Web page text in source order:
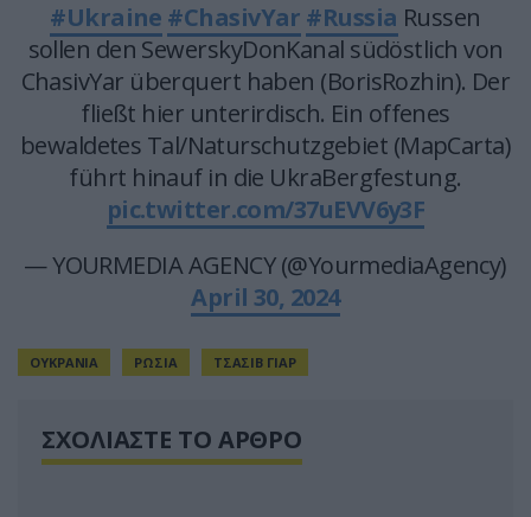
#Ukraine #ChasivYar #Russia Russen
sollen den SewerskyDonKanal südöstlich von
ChasivYar überquert haben (BorisRozhin). Der
fließt hier unterirdisch. Ein offenes
bewaldetes Tal/Naturschutzgebiet (MapCarta)
führt hinauf in die UkraBergfestung.
pic.twitter.com/37uEVV6y3F
— YOURMEDIA AGENCY (@YourmediaAgency)
April 30, 2024
ΟΥΚΡΑΝΙΑ ΡΩΣΙΑ ΤΣΑΣΙΒ ΓΙΑΡ
ΣΧΟΛΙΑΣΤΕ ΤΟ ΑΡΘΡΟ